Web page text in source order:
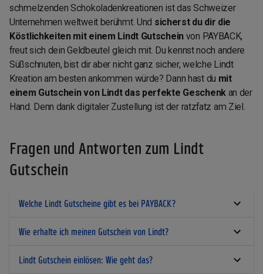
schmelzenden Schokoladenkreationen ist das Schweizer
Unternehmen weltweit berühmt. Und sicherst du dir die
Köstlichkeiten mit einem Lindt Gutschein von PAYBACK,
freut sich dein Geldbeutel gleich mit. Du kennst noch andere
Süßschnuten, bist dir aber nicht ganz sicher, welche Lindt
Kreation am besten ankommen würde? Dann hast du mit
einem Gutschein von Lindt das perfekte Geschenkan der
Hand. Denn dank digitaler Zustellung ist der ratzfatz am Ziel.
Fragen und Antworten zum Lindt
Gutschein
Welche Lindt Gutscheine gibt es bei PAYBACK?
Wie erhalte ich meinen Gutschein von Lindt?
Lindt Gutschein einlösen: Wie geht das?